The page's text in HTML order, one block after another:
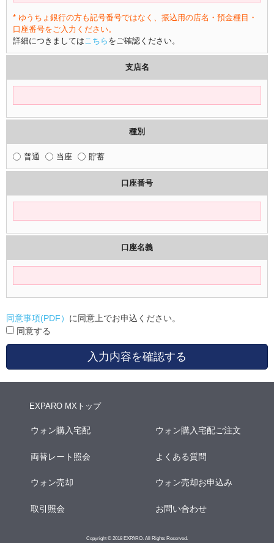
* ゆうちょ銀行の方も記号番号ではなく、振込用の店名・預金種目・
口座番号をご入力ください。
詳細につきましてはこちら をご確認ください。
支店名
種別
普通 当座 貯蓄
口座番号
口座名義
同意事項(PDF） に同意上でお申込ください。
同意する
入力内容を確認する
EXPARO MXトップ
ウォン購入宅配 ウォン購入宅配ご注文
両替レート照会 よくある質問
ウォン売却 ウォン売却お申込み
取引照会 お問い合わせ
Copyright © 2018 EXPARO. All Rights Reserved.